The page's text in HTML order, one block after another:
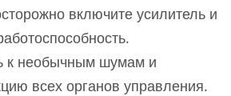
включите усилитель и
к необычным шумам и
всех органов управления.